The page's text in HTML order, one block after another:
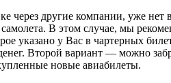
через другие компании, уже нет
В этом случае, мы
указано у Вас в чартерных
Второй вариант — можно
новые авиабилеты.